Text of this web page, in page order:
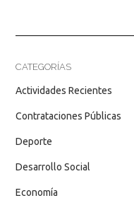
CATEGORÍAS
Actividades Recientes
Contrataciones Públicas
Deporte
Desarrollo Social
Economía